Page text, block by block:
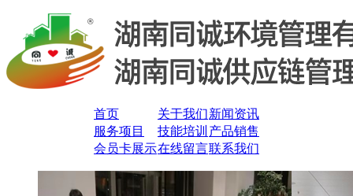
首页 关于我们新闻资讯
服务项目
技能培训 产品销售
会员卡展示在线留言联系我们